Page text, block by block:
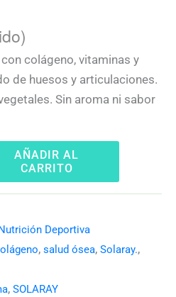
colágeno, vitaminas y
de huesos y articulaciones.
Sin aroma ni sabor
AÑADIR AL
CARRITO
Deportiva
, salud ósea, Solaray.,
, SOLARAY